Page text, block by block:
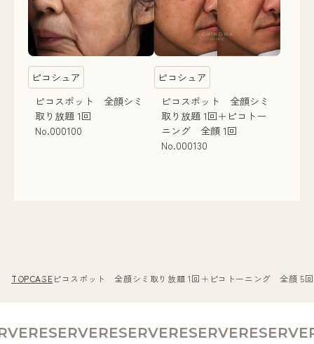
ピコシュア
ピコスポット 全顔シミ
取り放題 1回
No.000100
ピコシュア
ピコスポット 全顔シミ
取り放題 1回＋ピコトー
ニング 全顔 1回
No.000130
TOPCASEピコスポット 全顔シミ取り放題 1回＋ピコトーニング 全顔
RESERVERESERVERESERVERESERVE